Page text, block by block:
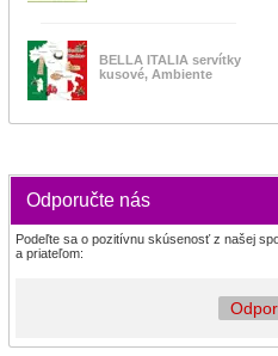
BELLA ITALIA servítky
kusové, Ambiente
Odporučte nás
Podeľte sa o pozitívnu skúsenosť z našej
a priateľom: